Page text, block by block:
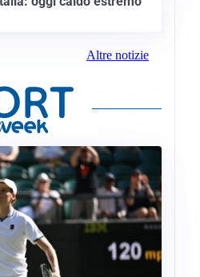
Altre notizie